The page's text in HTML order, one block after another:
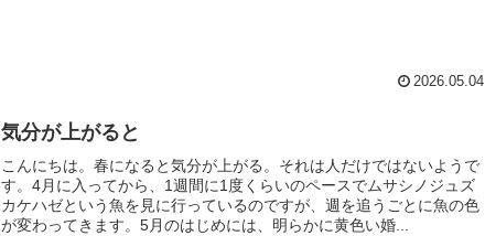
2026.05.04
気分が上がると
こんにちは。春になると気分が上がる。それは人だけではないようで
す。4月に入ってから、1週間に1度くらいのペースでムサシノジュズ
カケハゼという魚を見に行っているのですが、週を追うごとに魚の色
が変わってきます。5月のはじめには、明らかに黄色い婚...